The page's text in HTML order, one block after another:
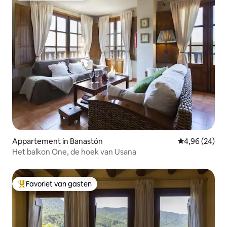
Appartement in Banastón Gemiddelde
4,96 (24)
Het balkon One, de hoek van Usana
Topfavoriet van gasten
Favoriet van gasten